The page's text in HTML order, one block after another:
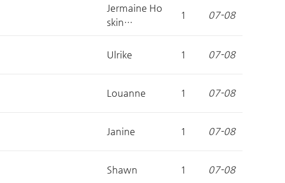
Jermaine Ho
skin…
1 07-08
Ulrike 1 07-08
Louanne 1 07-08
Janine 1 07-08
Shawn 1 07-08